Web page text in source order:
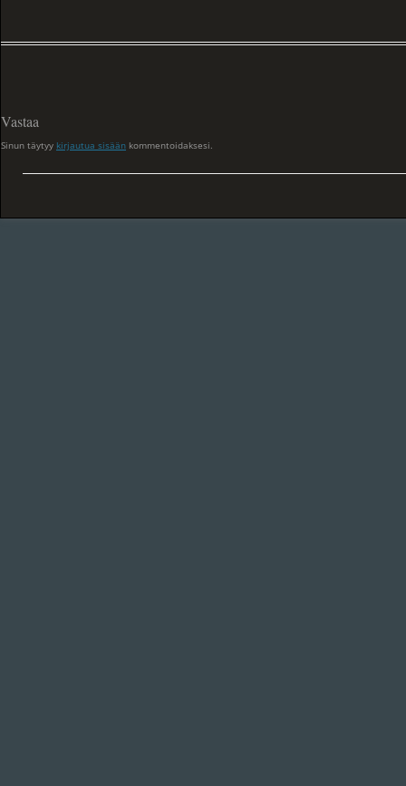
Vastaa
Sinun täytyy kirjautua sisään kommentoidaksesi.